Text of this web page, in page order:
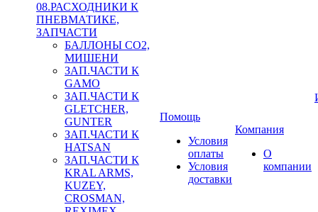
08.РАСХОДНИКИ К
ПНЕВМАТИКЕ,
ЗАПЧАСТИ
БАЛЛОНЫ CO2,
МИШЕНИ
ЗАП.ЧАСТИ К
GAMO
ЗАП.ЧАСТИ К
GLETCHER,
GUNTER
ЗАП.ЧАСТИ К
HATSAN
ЗАП.ЧАСТИ К
KRAL ARMS,
KUZEY,
CROSMAN,
Помощь
Условия
оплаты
Условия
доставки
Компания
О
компании